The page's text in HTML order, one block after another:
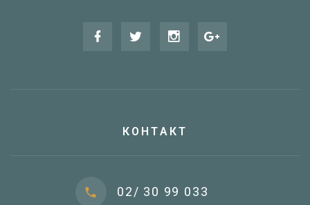
КОНТАКТ
02/ 30 99 033